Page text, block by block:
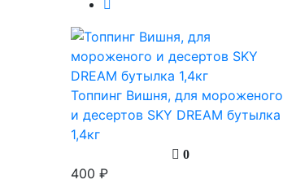
Топпинг Вишня, для мороженого
и десертов SKY DREAM бутылка
1,4кг
0
400 ₽